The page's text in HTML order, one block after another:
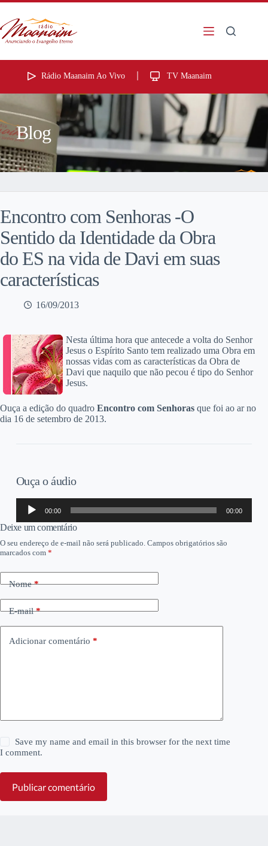
Rádio Maanaim Ao Vivo TV Maanaim
Blog
Encontro com Senhoras -O
Sentido da Identidade da Obra
do ES na vida de Davi em suas
características
16/09/2013
Nesta última hora que antecede a volta do Senhor
Jesus o Espírito Santo tem realizado uma Obra em
nossas vidas com as características da Obra de
Davi que naquilo que não pecou é tipo do Senhor
Jesus.
Ouça a edição do quadro Encontro com Senhoras que foi ao ar no
dia 16 de setembro de 2013.
Ouça o áudio
Tocador
áudio
00:00 00:00
Deixe um comentário
O seu endereço de e-mail não será publicado. Campos obrigatórios são
marcados com *
Nome*
E-mail*
Adicionar comentário *
Save my name and email in this browser for the next time
I comment.
Publicar comentário